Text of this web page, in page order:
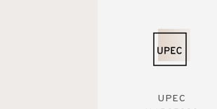
UPEC